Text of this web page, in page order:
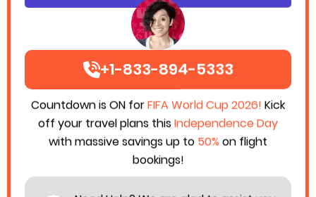
Airline Booking Guides
+1-833-894-5333
Countdown is ON forFIFA World Cup 2026! Kick
off your travel plans this Independence Day
with massive savings up to 50% on flight
bookings!